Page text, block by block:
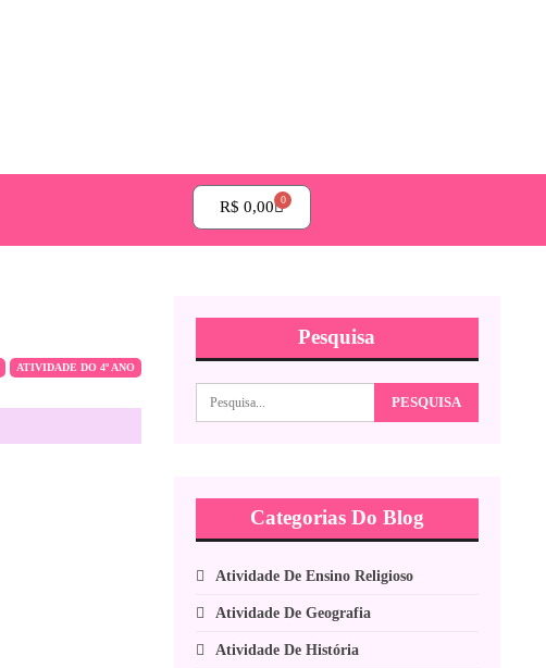
R$ 0,00 0
ATIVIDADE DO 4º ANO
Pesquisa
Categorias Do Blog
Atividade De Ensino Religioso
Atividade De Geografia
Atividade De História